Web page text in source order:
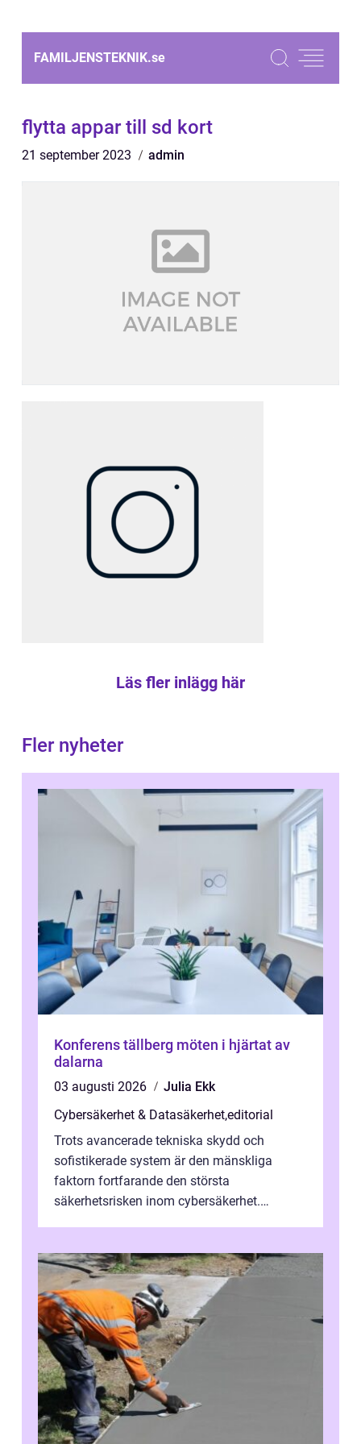
FAMILJENSTEKNIK.se
flytta appar till sd kort
21 september 2023 admin
Läs fler inlägg här
Fler nyheter
Konferens tällberg möten i hjärtat av
dalarna
03 augusti 2026
Julia Ekk
Cybersäkerhet & Datasäkerhet,editorial
Trots avancerade tekniska skydd och
sofistikerade system är den mänskliga
faktorn fortfarande den största
säkerhetsrisken inom cybersäkerhet.